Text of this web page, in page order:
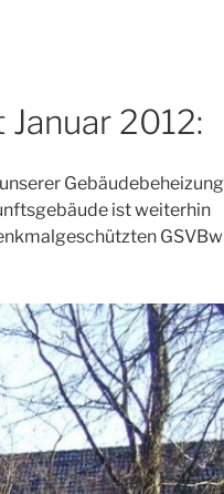
2012:
Gebäudebeheizung
ist weiterhin
GSVBw